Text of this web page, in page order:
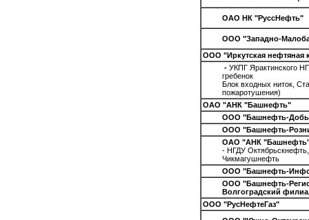
ОАО НК "РуссНефть"
ООО "Западно-
ООО "Иркутская нефтяная
- УКПГ Ярактинского
гребенок
Блок входных ниток,
пожаротушения)
ОАО "АНК "Башнефть"
ООО "Башнефть-
ООО "Башнефть-
ОАО "АНК
- НГДУ
Чикмагушнефть
ООО "Башнефть-
ООО "Башнефть-
Волгоградский
ООО "РусНефтеГаз"